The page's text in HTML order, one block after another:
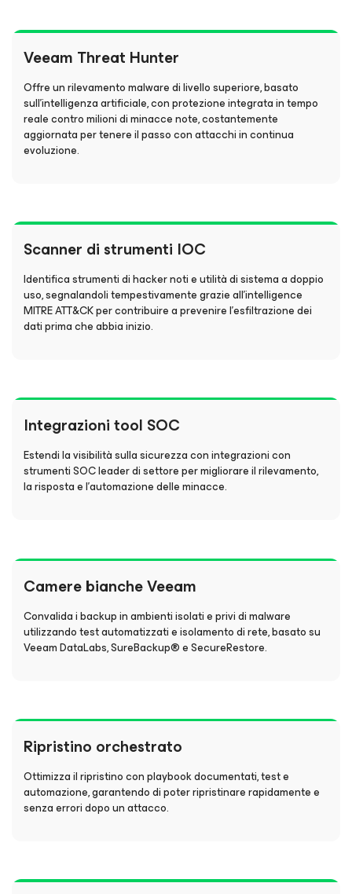
Veeam Threat Hunter
Offre un rilevamento malware di livello superiore, basato
sull’intelligenza artificiale, con protezione integrata in tempo
reale contro milioni di minacce note, costantemente
aggiornata per tenere il passo con attacchi in continua
evoluzione.
Scanner di strumenti IOC
Identifica strumenti di hacker noti e utilità di sistema a doppio
uso, segnalandoli tempestivamente grazie all’intelligence
MITRE ATT&CK per contribuire a prevenire l’esfiltrazione dei
dati prima che abbia inizio.
Integrazioni tool SOC
Estendi la visibilità sulla sicurezza con integrazioni con
strumenti SOC leader di settore per migliorare il rilevamento,
la risposta e l'automazione delle minacce.
Camere bianche Veeam
Convalida i backup in ambienti isolati e privi di malware
utilizzando test automatizzati e isolamento di rete, basato su
Veeam DataLabs, SureBackup® e SecureRestore.
Ripristino orchestrato
Ottimizza il ripristino con playbook documentati, test e
automazione, garantendo di poter ripristinare rapidamente e
senza errori dopo un attacco.